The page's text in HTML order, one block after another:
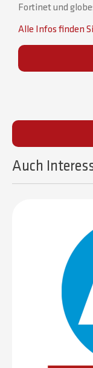
Fortinet und
Alle Infos finden
Auch